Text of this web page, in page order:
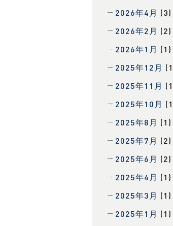
2026年4月 (3)
2026年2月 (2)
2026年1月 (1)
2025年12月
2025年11月
2025年10月
2025年8月 (1)
2025年7月 (2)
2025年6月 (2)
2025年4月 (1)
2025年3月 (1)
2025年1月 (1)